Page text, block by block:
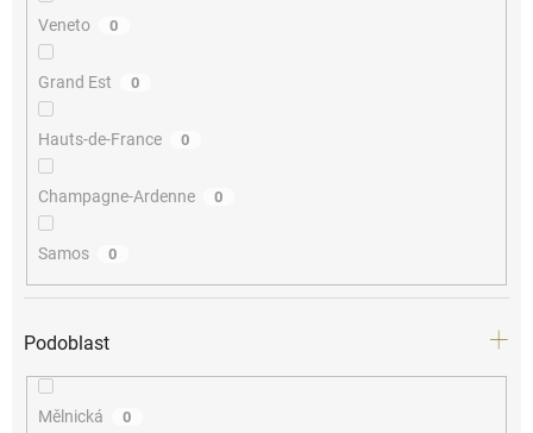
Veneto 0
Grand Est 0
Hauts-de-France 0
Champagne-Ardenne 0
Samos 0
Podoblast
Mělnická 0